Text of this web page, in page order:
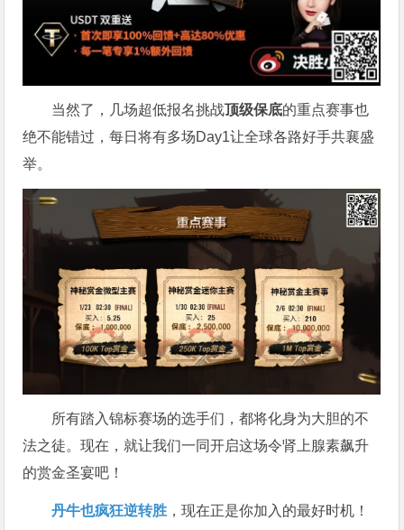
当然了，几场超低报名挑战顶级保底的重点赛事也
绝不能错过，每日将有多场Day1让全球各路好手共襄盛
举。
所有踏入锦标赛场的选手们，都将化身为大胆的不
法之徒。现在，就让我们一同开启这场令肾上腺素飙升
的赏金圣宴吧！
丹牛也疯狂逆转胜 ，现在正是你加入的最好时机！